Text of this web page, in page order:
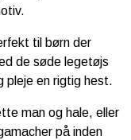
til børn der
de søde legetøjs
pleje en rigtig hest.
man og hale, eller
på inden